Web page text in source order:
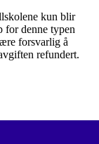
kun blir
for denne typen
forsvarlig å
refundert.